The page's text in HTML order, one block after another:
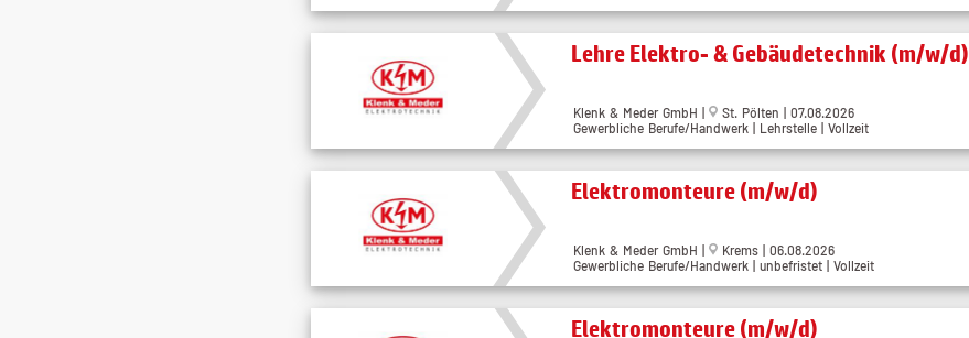
Lehre Elektro- & Gebäudetechnik (m/w/d)
Klenk & Meder GmbH |
St. Pölten | 07.08.2026
Gewerbliche Berufe/Handwerk | Lehrstelle | Vollzeit
Elektromonteure (m/w/d)
Klenk & Meder GmbH |
Krems | 06.08.2026
Gewerbliche Berufe/Handwerk | unbefristet | Vollzeit
Elektromonteure (m/w/d)